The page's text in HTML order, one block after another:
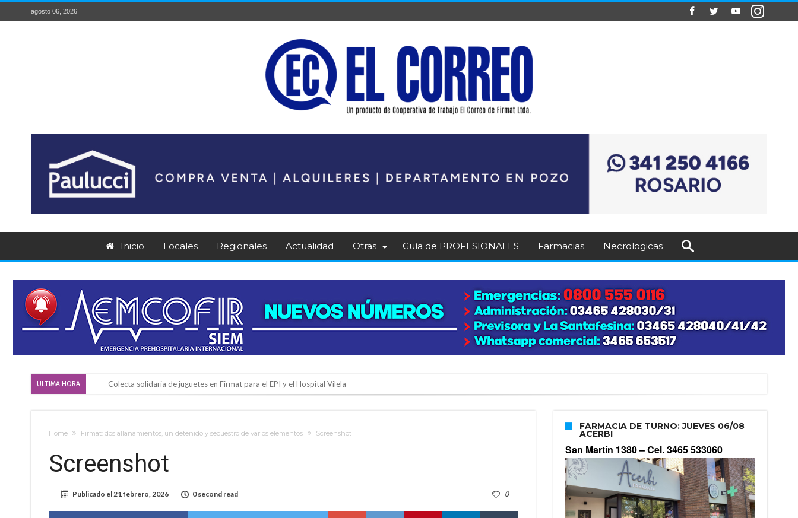
agosto 06, 2026
Inicio Locales Regionales Actualidad Otras Guía de PROFESIONALES Farmacias Necrologicas
ULTIMA HORA Colecta solidaria de juguetes en Firmat para el EPI y el Hospital Vilela
Alerta meteorológico: el SMN advierte por tormentas fuertes y ráfagas que podrían superar los 80 km/h
Home Firmat: dos allanamientos, un detenido y secuestro de varios elementos Screenshot
Screenshot
Publicado el21 febrero, 2026 0 second read 0
FARMACIA DE TURNO: JUEVES 06/08
ACERBI
San Martín 1380 –Cel. 3465 533060